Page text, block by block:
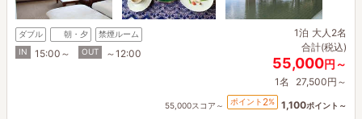
ダブル 朝・夕
禁煙ルーム
IN
15:00～ OUT ～12:00
1泊 大人2名
合計(税込)
55,000円～
1名 27,500円～
55,000スコア～ ポイント 2% 1,100ポイント～